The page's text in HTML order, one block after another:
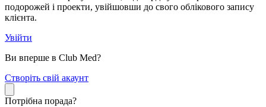
подорожей і проекти, увійшовши до свого облікового запису
клієнта.
Увійти
Ви вперше в Club Med?
Створіть свій акаунт
Потрібна порада?